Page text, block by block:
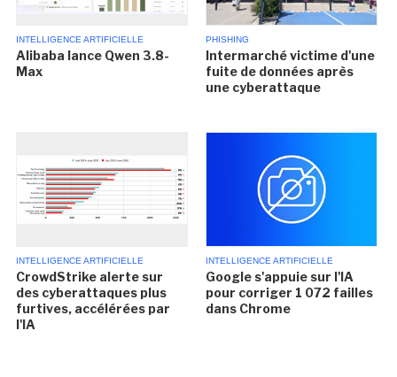
INTELLIGENCE ARTIFICIELLE
Alibaba lance Qwen 3.8-
Max
PHISHING
Intermarché victime d'une
fuite de données après
une cyberattaque
INTELLIGENCE ARTIFICIELLE
CrowdStrike alerte sur
des cyberattaques plus
furtives, accélérées par
l'IA
INTELLIGENCE ARTIFICIELLE
Google s'appuie sur l'IA
pour corriger 1 072 failles
dans Chrome